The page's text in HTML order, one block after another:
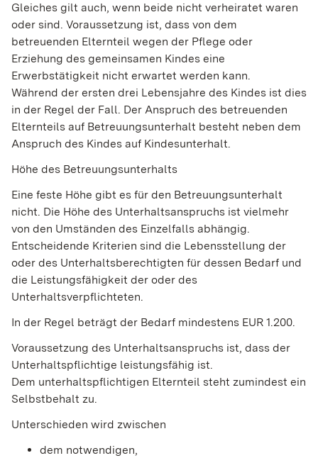
Gleiches gilt auch, wenn beide nicht verheiratet waren
oder sind. Voraussetzung ist, dass von dem
betreuenden Elternteil wegen der Pflege oder
Erziehung des gemeinsamen Kindes eine
Erwerbstätigkeit nicht erwartet werden kann.
Während der ersten drei Lebensjahre des Kindes ist dies
in der Regel der Fall. Der Anspruch des betreuenden
Elternteils auf Betreuungsunterhalt besteht neben dem
Anspruch des Kindes auf Kindesunterhalt.
Höhe des Betreuungsunterhalts
Eine feste Höhe gibt es für den Betreuungsunterhalt
nicht. Die Höhe des Unterhaltsanspruchs ist vielmehr
von den Umständen des Einzelfalls abhängig.
Entscheidende Kriterien sind die Lebensstellung der
oder des Unterhaltsberechtigten für dessen Bedarf und
die Leistungsfähigkeit der oder des
Unterhaltsverpflichteten.
In der Regel beträgt der Bedarf mindestens EUR 1.200.
Voraussetzung des Unterhaltsanspruchs ist, dass der
Unterhaltspflichtige leistungsfähig ist.
Dem unterhaltspflichtigen Elternteil steht zumindest ein
Selbstbehalt zu.
Unterschieden wird zwischen
dem notwendigen,